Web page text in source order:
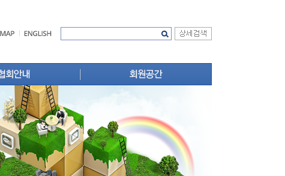
업자 윤리강령
개
구성
무 추진실적
도개선 실적
무료법률상담
회원사 신문고
범정부 애로해소 지원센터
택지정보
업무서식